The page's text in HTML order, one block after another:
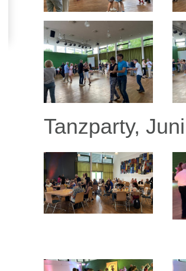
Tanzparty,